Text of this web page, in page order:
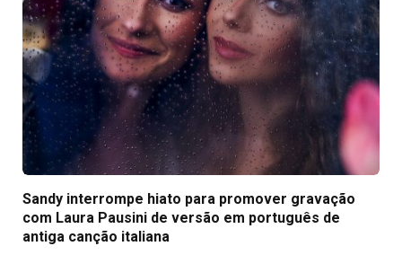
Sandy interrompe hiato para promover gravação
com Laura Pausini de versão em português de
antiga canção italiana